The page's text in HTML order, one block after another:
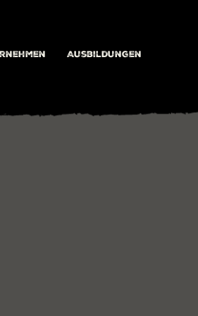
Ausbildungen